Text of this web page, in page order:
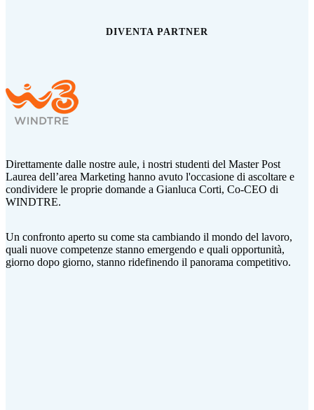
DIVENTA PARTNER
Direttamente dalle nostre aule, i nostri studenti del Master Post
Laurea dell’area Marketing hanno avuto l'occasione di ascoltare e
condividere le proprie domande a Gianluca Corti, Co-CEO di
WINDTRE.
Un confronto aperto su come sta cambiando il mondo del lavoro,
quali nuove competenze stanno emergendo e quali opportunità,
giorno dopo giorno, stanno ridefinendo il panorama competitivo.